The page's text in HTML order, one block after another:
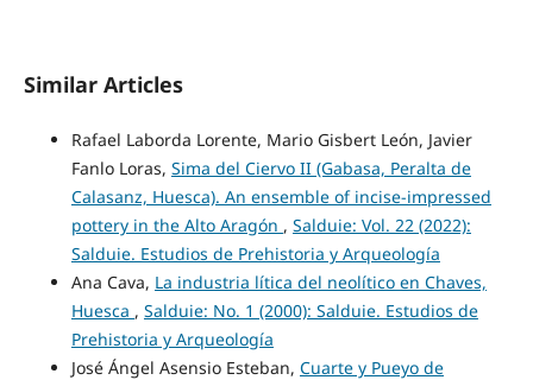
Similar Articles
Rafael Laborda Lorente, Mario Gisbert León, Javier
Fanlo Loras, Sima del Ciervo II (Gabasa, Peralta de
Calasanz, Huesca). An ensemble of incise-impressed
pottery in the Alto Aragón , Salduie: Vol. 22 (2022):
Salduie. Estudios de Prehistoria y Arqueología
Ana Cava, La industria lítica del neolítico en Chaves,
Huesca , Salduie: No. 1 (2000): Salduie. Estudios de
Prehistoria y Arqueología
José Ángel Asensio Esteban, Cuarte y Pueyo de